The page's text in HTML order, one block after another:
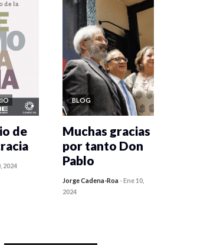
de
2024
BLOG
Muchas gracias
por tanto Don
Pablo
Jorge Cadena-Roa -Ene 10,
2024